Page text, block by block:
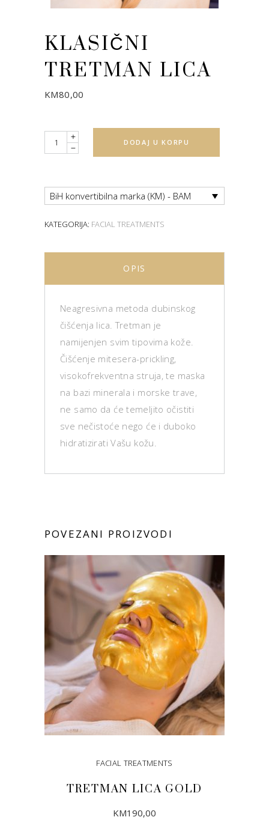
KLASIČNI
TRETMAN LICA
KM80,00
Quantity DODAJ U KORPU
BiH konvertibilna marka (KM) - BAM
KATEGORIJA: FACIAL TREATMENTS
OPIS
Neagresivna metoda dubinskog
čišćenja lica. Tretman je
namijenjen svim tipovima kože.
Čišćenje mitesera-prickling,
visokofrekventna struja, te maska
na bazi minerala i morske trave,
ne samo da će temeljito očistiti
sve nečistoće nego će i duboko
hidratizirati Vašu kožu.
POVEZANI PROIZVODI
FACIAL TREATMENTS
TRETMAN LICA GOLD
KM190,00